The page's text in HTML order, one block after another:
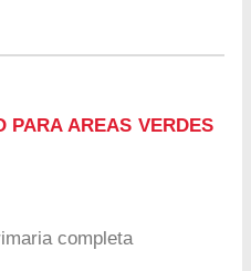
PARA AREAS VERDES
completa